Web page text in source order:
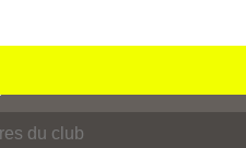
du club